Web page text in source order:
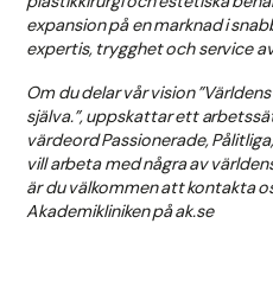
expansion på en marknad i
expertis, trygghet och service
Om du delar vår vision
själva.”, uppskattar ett
värdeord Passionerade,
vill arbeta med några av
är du välkommen att kontakta
Akademikliniken på ak.se